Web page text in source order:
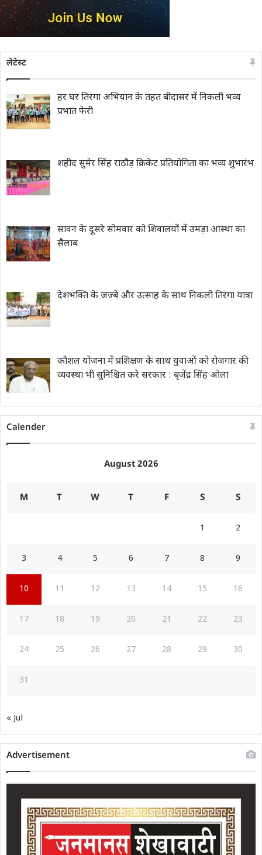
लेटेस्ट
हर घर तिरंगा अभियान के तहत बीदासर में निकली भव्य
प्रभात फेरी
शहीद सुमेर सिंह राठौड़ क्रिकेट प्रतियोगिता का भव्य शुभारंभ
सावन के दूसरे सोमवार को शिवालयों में उमड़ा आस्था का
सैलाब
देशभक्ति के जज्बे और उत्साह के साथ निकली तिरंगा यात्रा
कौशल योजना में प्रशिक्षण के साथ युवाओं को रोजगार की
व्यवस्था भी सुनिश्चित करे सरकार : बृजेंद्र सिंह ओला
Calender
August 2026
M T W T F S S
1 2
3 4 5 6 7 8 9
10 11 12 13 14 15 16
17 18 19 20 21 22 23
24 25 26 27 28 29 30
31
« Jul
Advertisement